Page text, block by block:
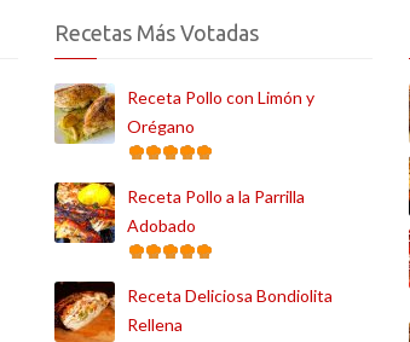
Recetas Más Votadas
Receta Pollo con Limón y
Orégano
Receta Pollo a la Parrilla
Adobado
Receta Deliciosa Bondiolita
Rellena